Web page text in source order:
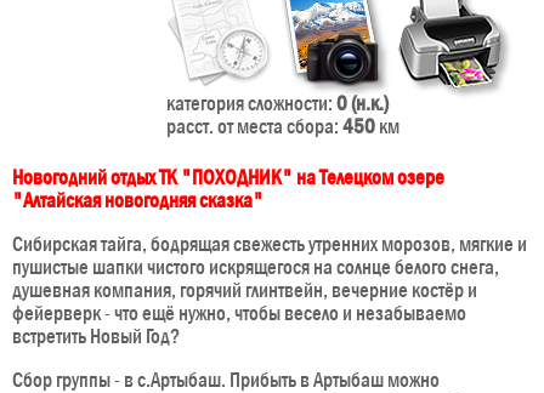
категория сложности:0 (н.к.)
расст. от места сбора:450км
Новогодний отдых ТК "ПОХОДНИК" на Телецком озере
"Алтайская новогодняя сказка"
Сибирская тайга, бодрящая свежесть утренних морозов, мягкие и
пушистые шапки чистого искрящегося на солнце белого снега,
душевная компания, горячий глинтвейн, вечерние костёр и
фейерверк - что ещё нужно, чтобы весело и незабываемо
встретить Новый Год?
Сбор группы - в c.Артыбаш. Прибыть в Артыбаш можно